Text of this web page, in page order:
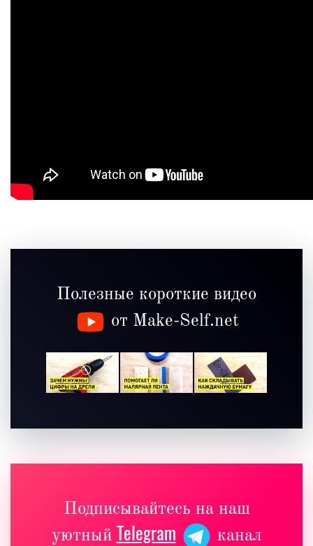
Полезные короткие видео
от Make-Self.net
Подписывайтесь на наш
уютный Telegram канал